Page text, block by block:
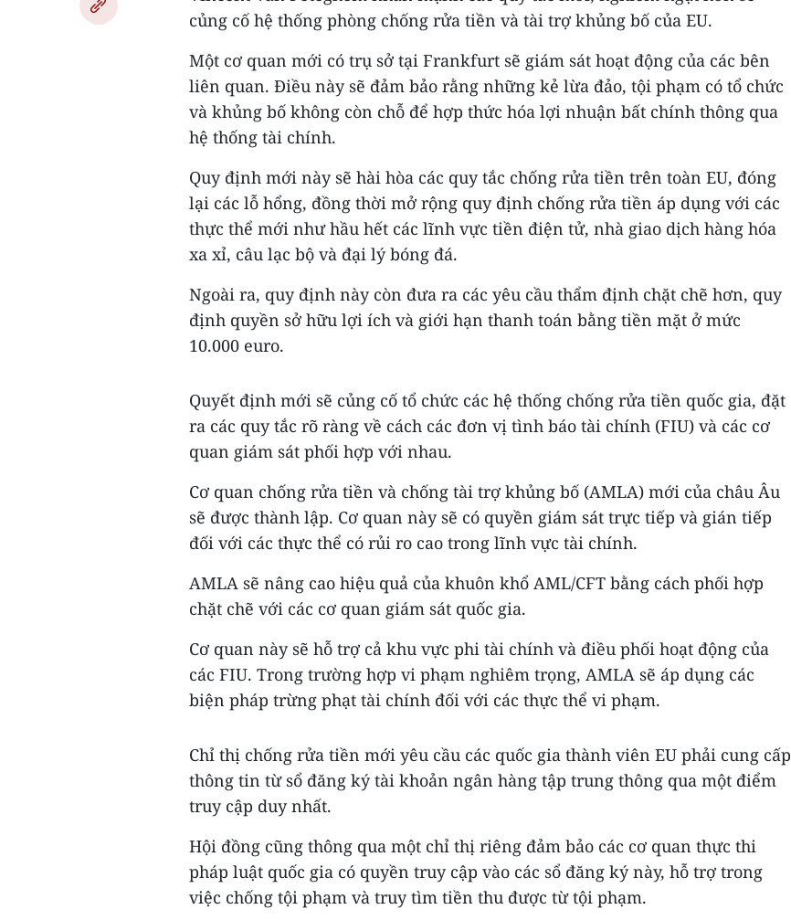
củng cố hệ thống phòng chống rửa tiền và tài trợ khủng bố của EU.
Một cơ quan mới có trụ sở tại Frankfurt sẽ giám sát hoạt động của các bên
liên quan. Điều này sẽ đảm bảo rằng những kẻ lừa đảo, tội phạm có tổ chức
và khủng bố không còn chỗ để hợp thức hóa lợi nhuận bất chính thông qua
hệ thống tài chính.
Quy định mới này sẽ hài hòa các quy tắc chống rửa tiền trên toàn EU, đóng
lại các lỗ hổng, đồng thời mở rộng quy định chống rửa tiền áp dụng với các
thực thể mới như hầu hết các lĩnh vực tiền điện tử, nhà giao dịch hàng hóa
xa xỉ, câu lạc bộ và đại lý bóng đá.
Ngoài ra, quy định này còn đưa ra các yêu cầu thẩm định chặt chẽ hơn, quy
định quyền sở hữu lợi ích và giới hạn thanh toán bằng tiền mặt ở mức
10.000 euro.
Quyết định mới sẽ củng cố tổ chức các hệ thống chống rửa tiền quốc gia, đặt
ra các quy tắc rõ ràng về cách các đơn vị tình báo tài chính (FIU) và các cơ
quan giám sát phối hợp với nhau.
Cơ quan chống rửa tiền và chống tài trợ khủng bố (AMLA) mới của châu Âu
sẽ được thành lập. Cơ quan này sẽ có quyền giám sát trực tiếp và gián tiếp
đối với các thực thể có rủi ro cao trong lĩnh vực tài chính.
AMLA sẽ nâng cao hiệu quả của khuôn khổ AML/CFT bằng cách phối hợp
chặt chẽ với các cơ quan giám sát quốc gia.
Cơ quan này sẽ hỗ trợ cả khu vực phi tài chính và điều phối hoạt động của
các FIU. Trong trường hợp vi phạm nghiêm trọng, AMLA sẽ áp dụng các
biện pháp trừng phạt tài chính đối với các thực thể vi phạm.
Chỉ thị chống rửa tiền mới yêu cầu các quốc gia thành viên EU phải cung cấp
thông tin từ sổ đăng ký tài khoản ngân hàng tập trung thông qua một điểm
truy cập duy nhất.
Hội đồng cũng thông qua một chỉ thị riêng đảm bảo các cơ quan thực thi
pháp luật quốc gia có quyền truy cập vào các sổ đăng ký này, hỗ trợ trong
việc chống tội phạm và truy tìm tiền thu được từ tội phạm.